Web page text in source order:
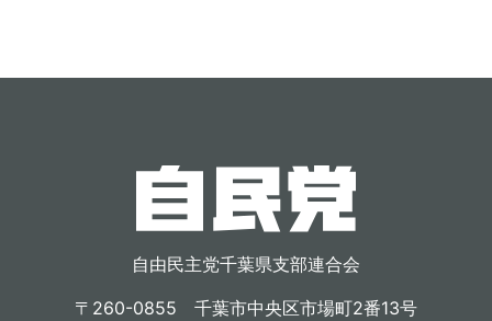
自由民主党千葉県支部連合会
〒260-0855 千葉市中央区市場町2番13号